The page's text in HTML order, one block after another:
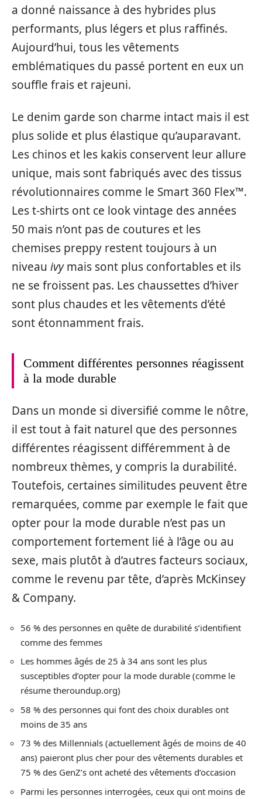
a donné naissance à des hybrides plus
performants, plus légers et plus raffinés.
Aujourd’hui, tous les vêtements
emblématiques du passé portent en eux un
souffle frais et rajeuni.
Le denim garde son charme intact mais il est
plus solide et plus élastique qu’auparavant.
Les chinos et les kakis conservent leur allure
unique, mais sont fabriqués avec des tissus
révolutionnaires comme le Smart 360 Flex™.
Les t-shirts ont ce look vintage des années
50 mais n’ont pas de coutures et les
chemises preppy restent toujours à un
niveau ivymais sont plus confortables et ils
ne se froissent pas. Les chaussettes d’hiver
sont plus chaudes et les vêtements d’été
sont étonnamment frais.
Comment différentes personnes réagissent
à la mode durable
Dans un monde si diversifié comme le nôtre,
il est tout à fait naturel que des personnes
différentes réagissent différemment à de
nombreux thèmes, y compris la durabilité.
Toutefois, certaines similitudes peuvent être
remarquées, comme par exemple le fait que
opter pour la mode durable n’est pas un
comportement fortement lié à l’âge ou au
sexe, mais plutôt à d’autres facteurs sociaux,
comme le revenu par tête, d’après McKinsey
& Company.
56 % des personnes en quête de durabilité s’identifient
comme des femmes
Les hommes âgés de 25 à 34 ans sont les plus
susceptibles d’opter pour la mode durable (comme le
résume theroundup.org)
58 % des personnes qui font des choix durables ont
moins de 35 ans
73 % des Millennials (actuellement âgés de moins de 40
ans) paieront plus cher pour des vêtements durables et
75 % des GenZ’s ont acheté des vêtements d’occasion
Parmi les personnes interrogées, ceux qui ont moins de